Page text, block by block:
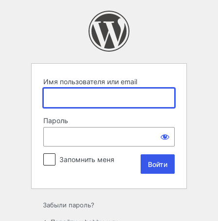
Имя пользователя или email
Пароль
Запомнить меня
Забыли пароль?